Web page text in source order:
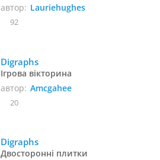
автор: Lauriehughes
92
Digraphs
Ігрова вікторина
автор: Amcgahee
20
Digraphs
Двосторонні плитки